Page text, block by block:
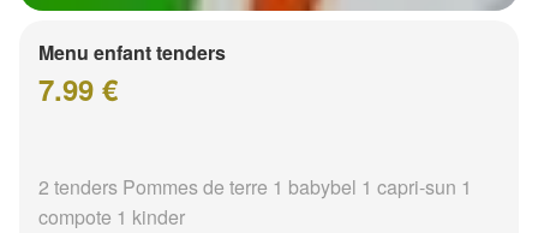
Menu enfant tenders
7.99 €
2 tenders Pommes de terre 1 babybel 1 capri-sun 1
compote 1 kinder